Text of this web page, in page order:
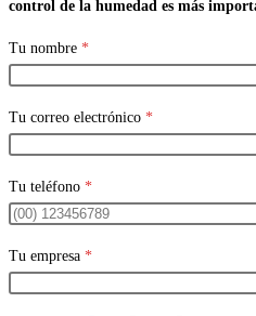
control de la humedad es más
Tu nombre *
Tu correo electrónico *
Tu teléfono *
Tu empresa *